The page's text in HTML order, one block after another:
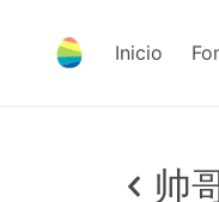
Inicio
帅